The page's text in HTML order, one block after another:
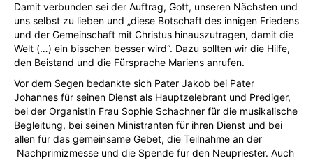
Damit verbunden sei der Auftrag, Gott, unseren Nächsten und
uns selbst zu lieben und „diese Botschaft des innigen Friedens
und der Gemeinschaft mit Christus hinauszutragen, damit die
Welt (…) ein bisschen besser wird“. Dazu sollten wir die Hilfe,
den Beistand und die Fürsprache Mariens anrufen.
Vor dem Segen bedankte sich Pater Jakob bei Pater
Johannes für seinen Dienst als Hauptzelebrant und Prediger,
bei der Organistin Frau Sophie Schachner für die musikalische
Begleitung, bei seinen Ministranten für ihren Dienst und bei
allen für das gemeinsame Gebet, die Teilnahme an der
Nachprimizmesse und die Spende für den Neupriester. Auch